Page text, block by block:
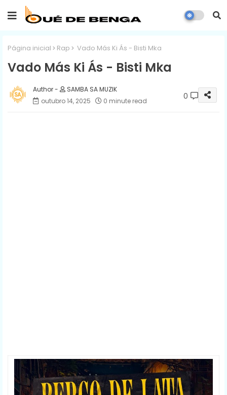
Página inicial Rap Vado Más Ki Ás - Bisti Mka
Vado Más Ki Ás - Bisti Mka
SAMBA SA MUZIK
outubro 14, 2025
0 minute read 0